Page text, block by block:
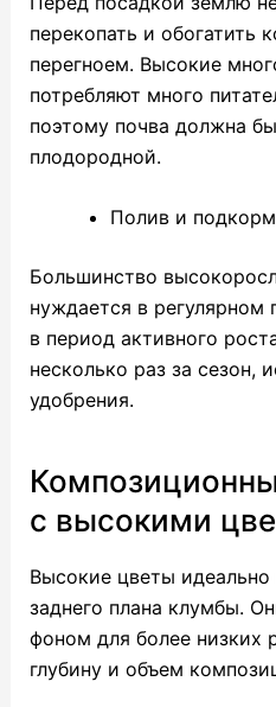
перекопать и обогатить
перегноем. Высокие
потребляют много
поэтому почва должна
плодородной.
Полив и
Большинство
нуждается в регулярном
в период активного
несколько раз за сезон,
удобрения.
с высокими
Высокие цветы идеально
заднего плана клумбы.
фоном для более низких
глубину и объем